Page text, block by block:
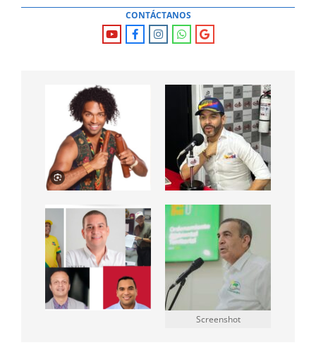
CONTÁCTANOS
Screenshot